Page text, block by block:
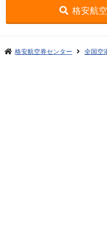
かなり窮屈に感じました。ソフト
メニューが変わらないので何か季
CAさんに、手伝っていただき助か
格安航
格安航空券センター 全国空